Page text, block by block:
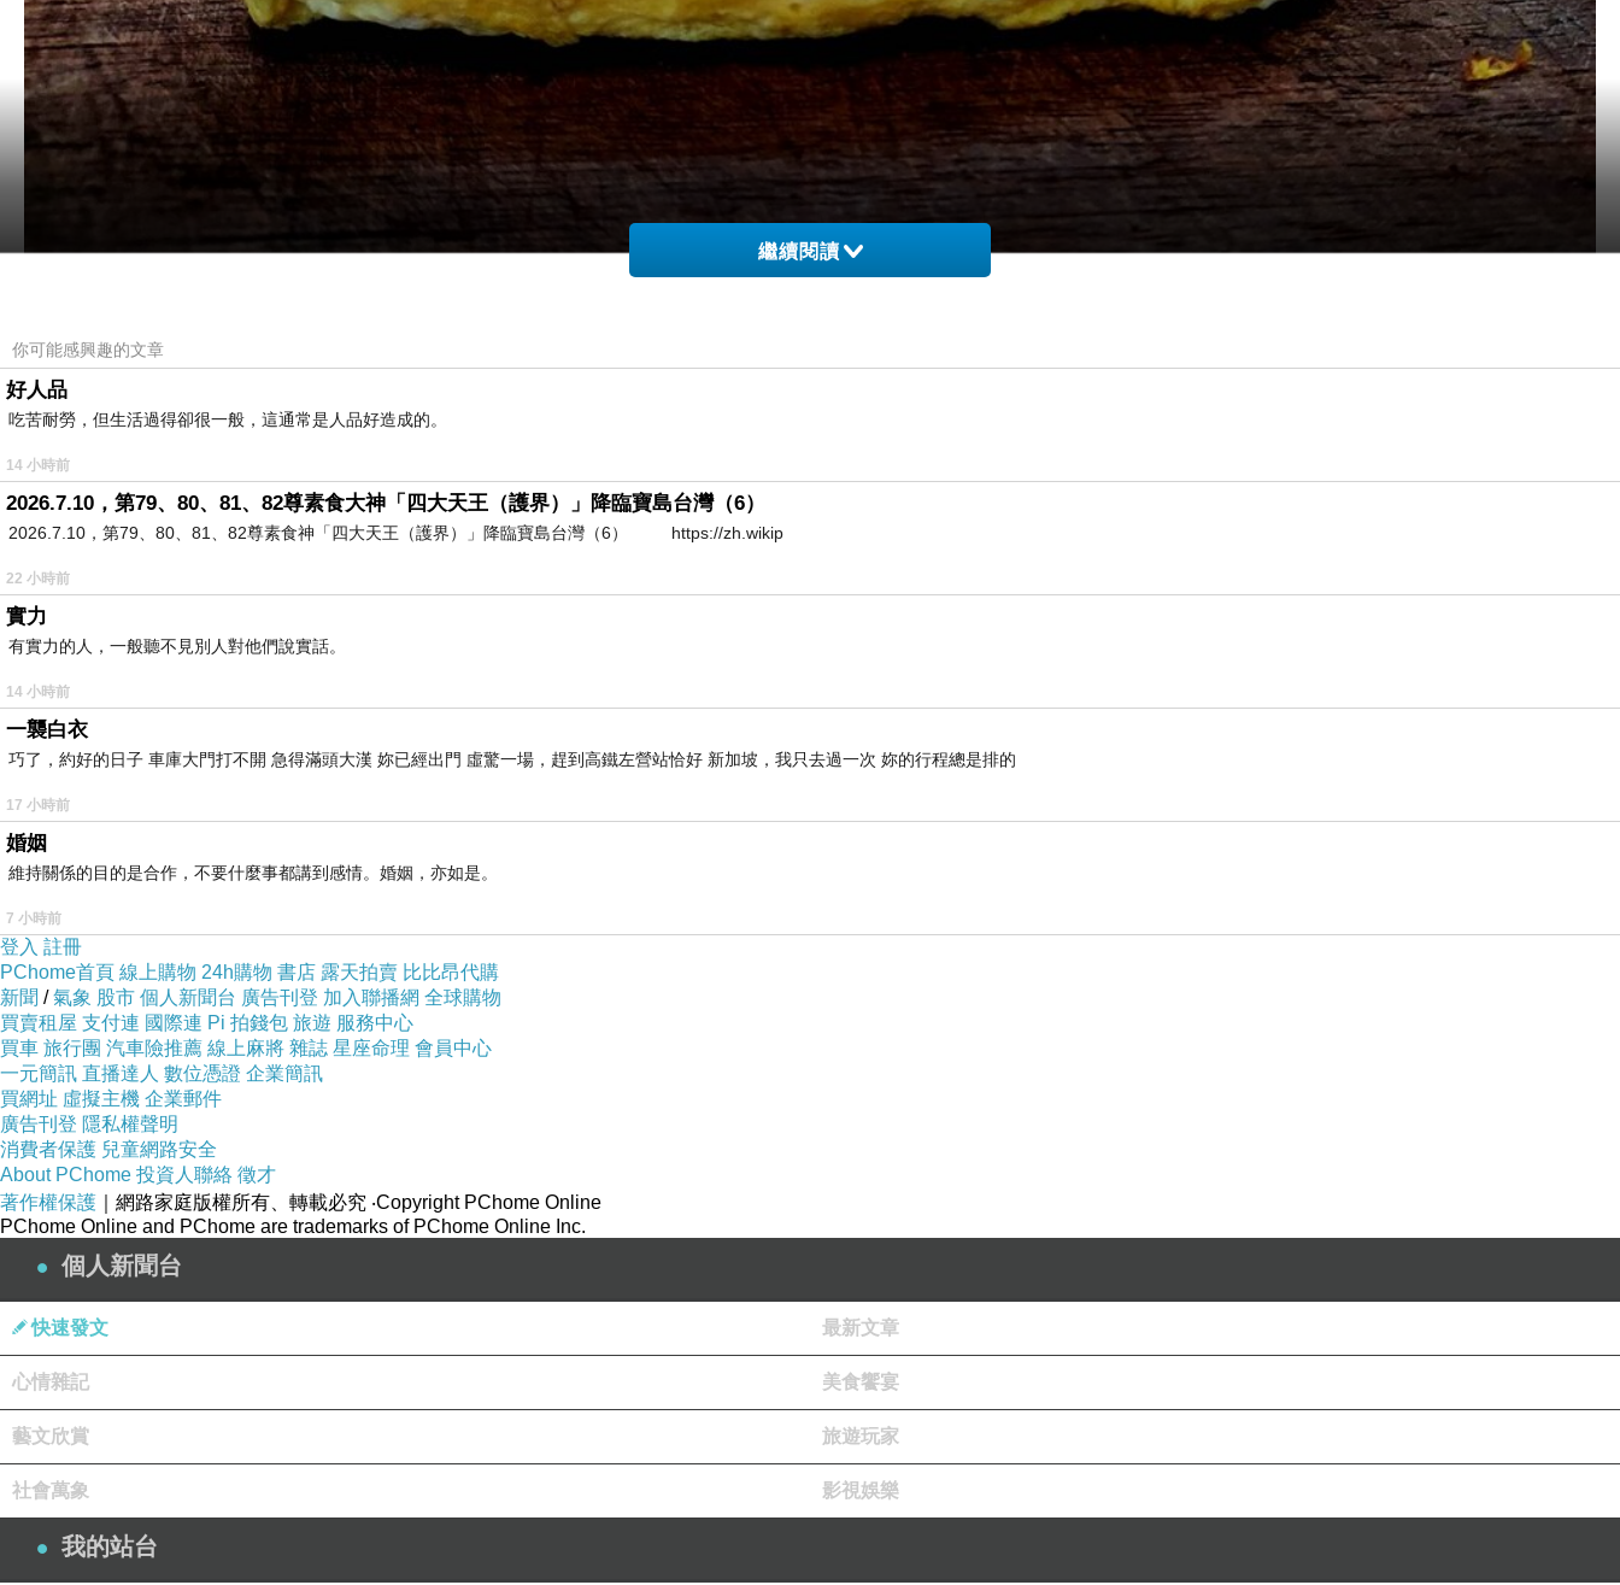
噔噔噔~首次成品。
沒有準備高湯，身邊有的調料加一加。
層次可以，口感鬆軟。
嘛~還行。
綾野剛飾演的成田狂兒，相當有魅力。(自然而然的演繹魅力。)
和山山漫畫改編。
上一篇：茶葉蛋
繼續閱讀
你可能感興趣的文章
好人品
吃苦耐勞，但生活過得卻很一般，這通常是人品好造成的。
14 小時前
2026.7.10，第79、80、81、82尊素食大神「四大天王（護界）」降臨寶島台灣（6）
2026.7.10，第79、80、81、82尊素食神「四大天王（護界）」降臨寶島台灣（6） https://zh.wikip
22 小時前
實力
有實力的人，一般聽不見別人對他們說實話。
14 小時前
一襲白衣
巧了，約好的日子 車庫大門打不開 急得滿頭大漢 妳已經出門 虛驚一場，趕到高鐵左營站恰好 新加坡，我只去過一次 妳的行程總是排的
17 小時前
婚姻
維持關係的目的是合作，不要什麼事都講到感情。婚姻，亦如是。
7 小時前
登入 註冊
PChome首頁 線上購物 24h購物 書店 露天拍賣 比比昂代購
新聞 /氣象 股市 個人新聞台 廣告刊登 加入聯播網 全球購物
買賣租屋 支付連 國際連 Pi 拍錢包 旅遊 服務中心
買車 旅行團 汽車險推薦 線上麻將 雜誌 星座命理 會員中心
一元簡訊 直播達人 數位憑證 企業簡訊
買網址 虛擬主機 企業郵件
廣告刊登 隱私權聲明
消費者保護 兒童網路安全
About PChome 投資人聯絡 徵才
著作權保護 ｜網路家庭版權所有、轉載必究 ‧Copyright PChome Online
PChome Online and PChome are trademarks of PChome Online Inc.
個人新聞台
快速發文 最新文章
心情雜記 美食饗宴
藝文欣賞 旅遊玩家
社會萬象 影視娛樂
我的站台